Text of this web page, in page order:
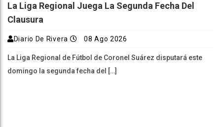
La Liga Regional Juega La Segunda Fecha Del
Clausura
Diario De Rivera 08 Ago 2026
La Liga Regional de Fútbol de Coronel Suárez disputará este
domingo la segunda fecha del […]